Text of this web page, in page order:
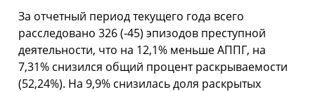
За отчетный период текущего года всего
расследовано 326 (-45) эпизодов преступной
деятельности, что на 12,1% меньше АППГ, на
7,31% снизился общий процент раскрываемости
(52,24%). На 9,9% снизилась доля раскрытых